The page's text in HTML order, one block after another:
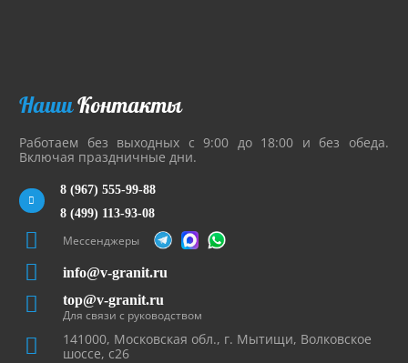
НашиКонтакты
Работаем без выходных с 9:00 до 18:00 и без обеда.
Включая праздничные дни.
8 (967) 555-99-88
8 (499) 113-93-08
Мессенджеры
info@v-granit.ru
top@v-granit.ru
Для связи с руководством
141000, Московская обл., г. Мытищи, Волковское
шоссе, с26